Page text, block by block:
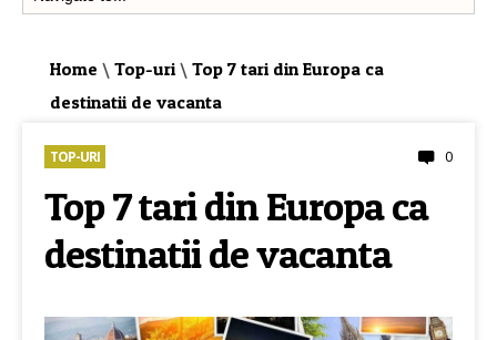
Home \ Top-uri \ Top 7 tari din Europa ca
destinatii de vacanta
TOP-URI 0
Top 7 tari din Europa ca
destinatii de vacanta